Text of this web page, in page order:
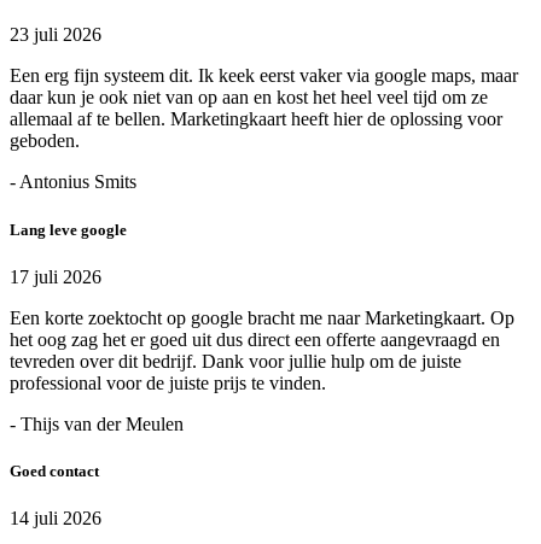
23 juli 2026
Een erg fijn systeem dit. Ik keek eerst vaker via google maps, maar
daar kun je ook niet van op aan en kost het heel veel tijd om ze
allemaal af te bellen. Marketingkaart heeft hier de oplossing voor
geboden.
- Antonius Smits
Lang leve google
17 juli 2026
Een korte zoektocht op google bracht me naar Marketingkaart. Op
het oog zag het er goed uit dus direct een offerte aangevraagd en
tevreden over dit bedrijf. Dank voor jullie hulp om de juiste
professional voor de juiste prijs te vinden.
- Thijs van der Meulen
Goed contact
14 juli 2026